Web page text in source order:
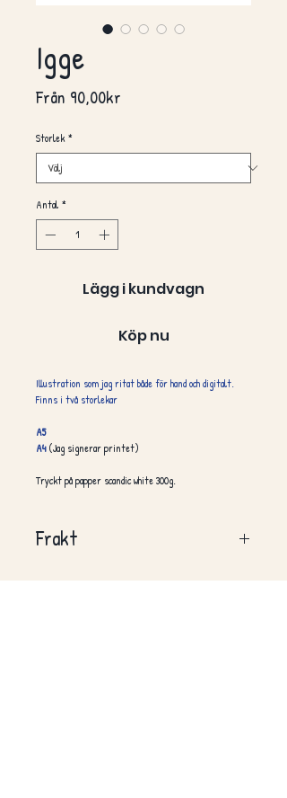
Igge
Från 90,00kr
Storlek *
Antal *
Lägg i kundvagn
Köp nu
Illustration som jag ritat både för hand och digitalt.
Finns i två storlekar
A5
A4 (Jag signerar printet)
Tryckt på papper scandic white 300g.
Frakt